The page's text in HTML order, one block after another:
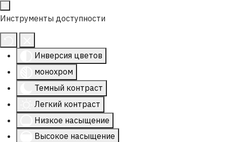
Инструменты доступности
Инверсия цветов
монохром
Темный контраст
Легкий контраст
Низкое насыщение
Высокое насыщение